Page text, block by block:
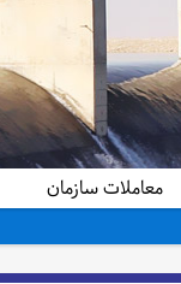
معاملات سازمان